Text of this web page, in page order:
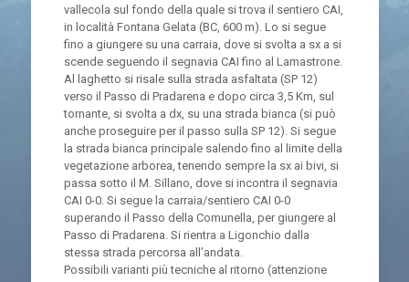
vallecola sul fondo della quale si trova il sentiero CAI,
in località Fontana Gelata (BC, 600 m). Lo si segue
fino a giungere su una carraia, dove si svolta a sx a si
scende seguendo il segnavia CAI fino al Lamastrone.
Al laghetto si risale sulla strada asfaltata (SP 12)
verso il Passo di Pradarena e dopo circa 3,5 Km, sul
tornante, si svolta a dx, su una strada bianca (si può
anche proseguire per il passo sulla SP 12). Si segue
la strada bianca principale salendo fino al limite della
vegetazione arborea, tenendo sempre la sx ai bivi, si
passa sotto il M. Sillano, dove si incontra il segnavia
CAI 0-0. Si segue la carraia/sentiero CAI 0-0
superando il Passo della Comunella, per giungere al
Passo di Pradarena. Si rientra a Ligonchio dalla
stessa strada percorsa all’andata.
Possibili varianti più tecniche al ritorno (attenzione